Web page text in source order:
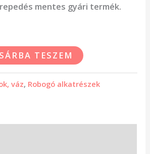
mentes gyári termék.
TESZEM
váz, Robogó alkatrészek